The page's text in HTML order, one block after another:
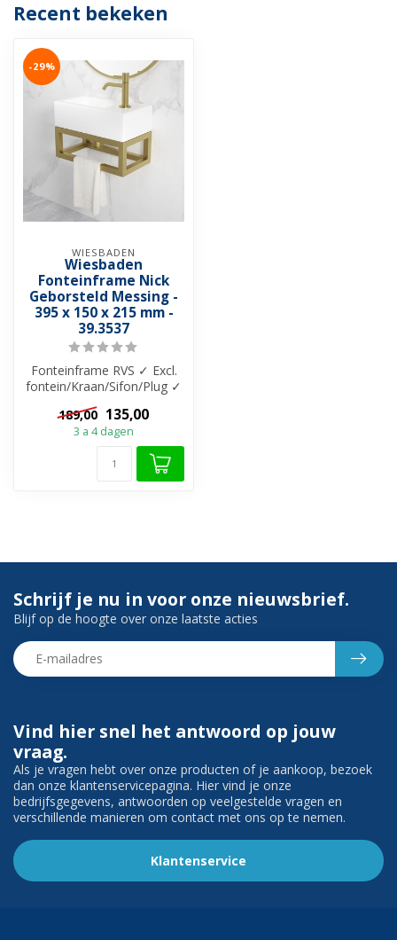
Recent bekeken
-29%
WIESBADEN
Wiesbaden
Fonteinframe Nick
Geborsteld Messing -
395 x 150 x 215 mm -
39.3537
Fonteinframe RVS ✓ Excl.
fontein/Kraan/Sifon/Plug ✓
Te gebruiken als
Handdoekhou...
189,00 135,00
3 a 4 dagen
Vind hier snel het antwoord op jouw
vraag.
Als je vragen hebt over onze producten of je aankoop, bezoek
dan onze klantenservicepagina. Hier vind je onze
bedrijfsgegevens, antwoorden op veelgestelde vragen en
verschillende manieren om contact met ons op te nemen.
Klantenservice
Schrijf je nu in voor onze nieuwsbrief.
Blijf op de hoogte over onze laatste acties